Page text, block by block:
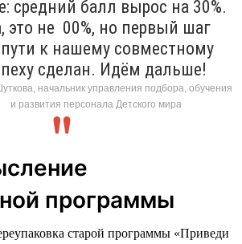
средний балл вырос на 30%.
это не 00%, но первый шаг
к нашему совместному
сделан. Идём дальше!
начальник управления подбора, обучения
и развития персонала Детского мира
программы
старой программы «Приведи